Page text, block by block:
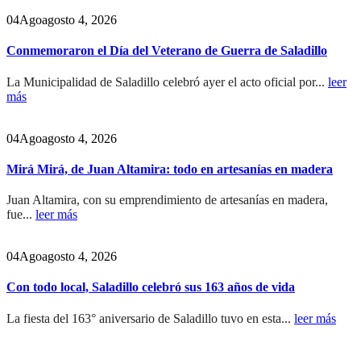
04Agoagosto 4, 2026
Conmemoraron el Día del Veterano de Guerra de Saladillo
La Municipalidad de Saladillo celebró ayer el acto oficial por... leer
más
04Agoagosto 4, 2026
Mirá Mirá, de Juan Altamira: todo en artesanías en madera
Juan Altamira, con su emprendimiento de artesanías en madera,
fue... leer más
04Agoagosto 4, 2026
Con todo local, Saladillo celebró sus 163 años de vida
La fiesta del 163° aniversario de Saladillo tuvo en esta... leer más